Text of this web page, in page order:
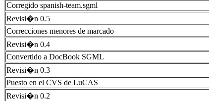
Corregido spanish-team.sgml
Revisi�n 0.5
Correcciones menores de marcado
Revisi�n 0.4
Convertido a DocBook SGML
Revisi�n 0.3
Puesto en el CVS de LuCAS
Revisi�n 0.2